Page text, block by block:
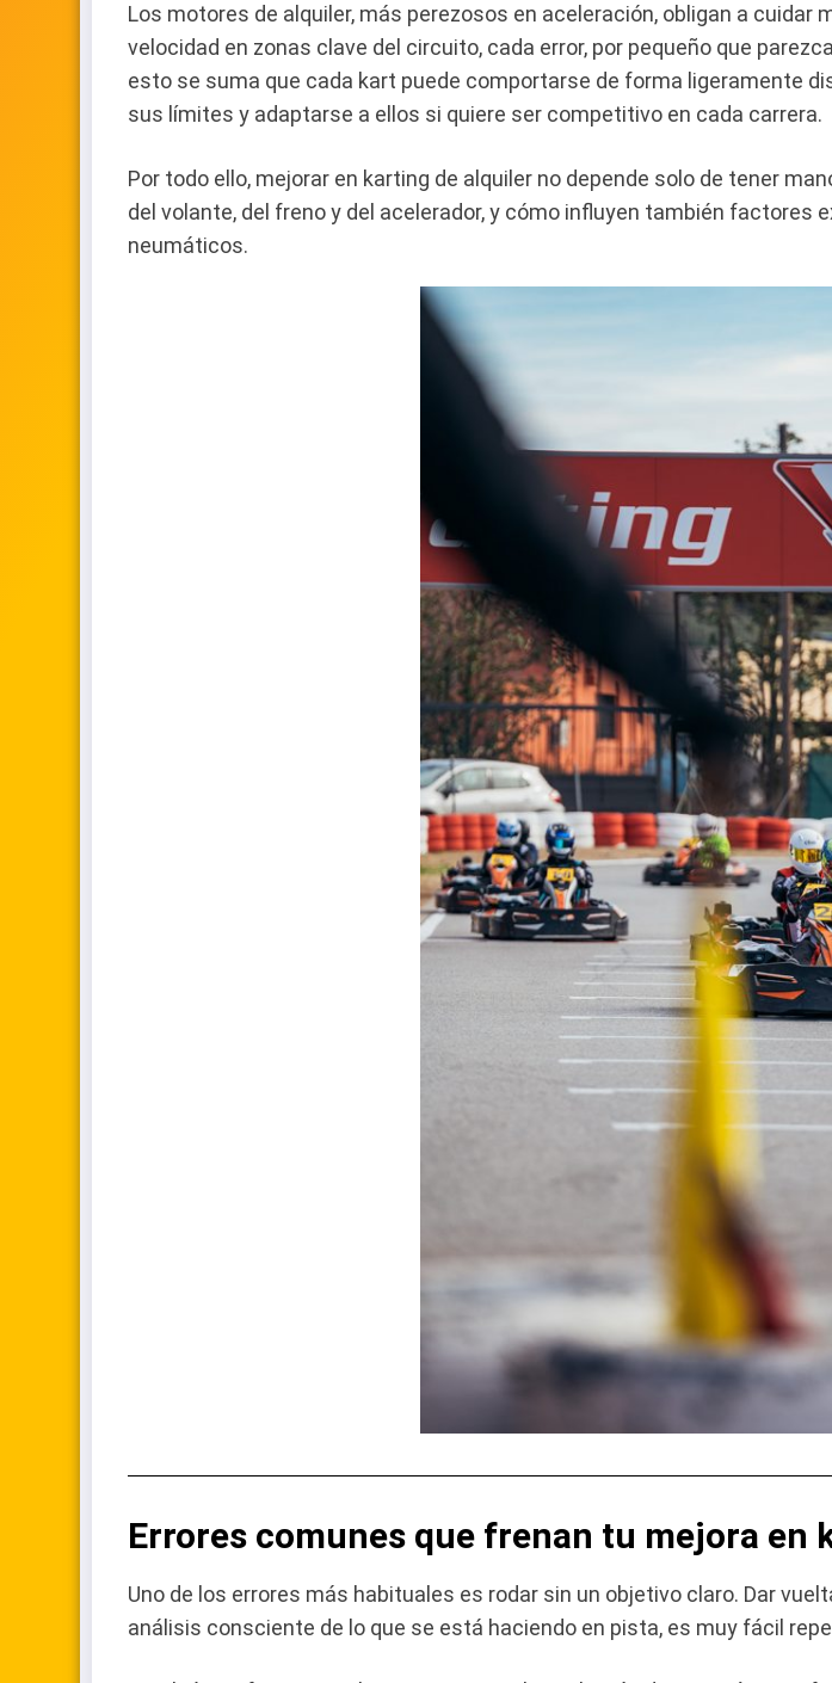
Los motores de alquiler, más perezosos en aceleración, obligan a cuidar
velocidad en zonas clave del circuito, cada error, por pequeño que
esto se suma que cada kart puede comportarse de forma ligeramente
sus límites y adaptarse a ellos si quiere ser competitivo en cada carrera.
Por todo ello, mejorar en karting de alquiler no depende solo de tener
del volante, del freno y del acelerador, y cómo influyen también
neumáticos.
Errores comunes que frenan tu mejora en
Uno de los errores más habituales es rodar sin un objetivo claro. Dar
análisis consciente de lo que se está haciendo en pista, es muy fácil